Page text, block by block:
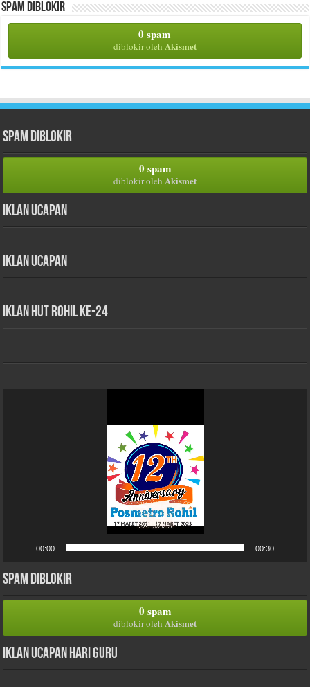
Spam Diblokir
0 spam
diblokir oleh Akismet
Spam Diblokir
0 spam
diblokir oleh Akismet
Iklan Ucapan
Iklan Ucapan
iklan HUT Rohil Ke-24
00:00 00:30
Spam Diblokir
0 spam
diblokir oleh Akismet
Iklan Ucapan Hari Guru